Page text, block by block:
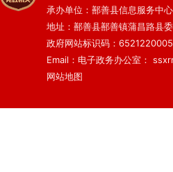
承办单位：鄯善县信息服务中
地址：鄯善县鄯善镇蒲昌路县
政府网站标识码：6521220005
Email：电子政务办公室：
网站地图